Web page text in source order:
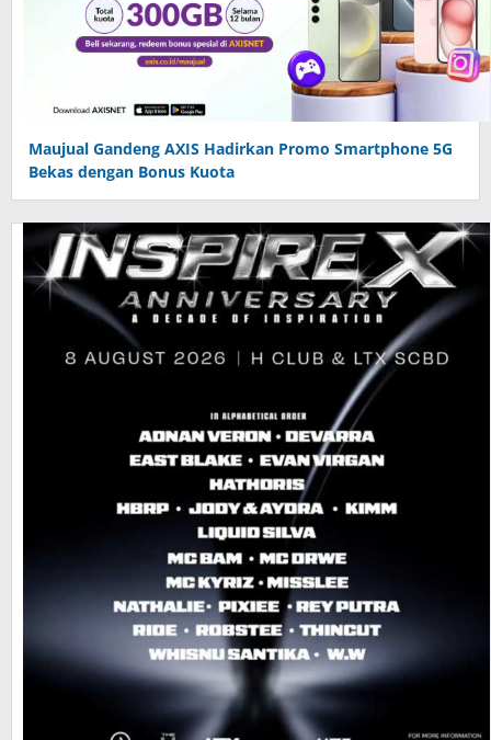
Maujual Gandeng AXIS Hadirkan Promo Smartphone 5G
Bekas dengan Bonus Kuota